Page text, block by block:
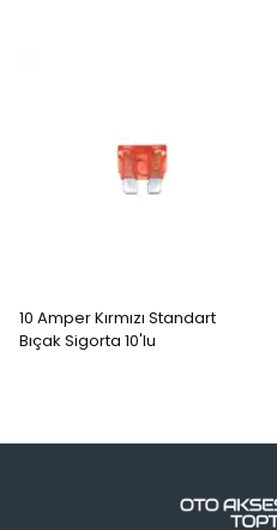
10 Amper Kırmızı Standart
Bıçak Sigorta 10'lu